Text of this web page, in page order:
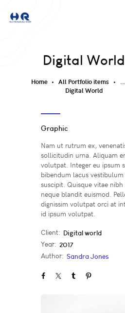
Digital World
Home All Portfolio items
...
Digital World
Graphic
Nam ut rutrum ex,
sollicitudin urna. Aliquam
volutpat. Integer eu ipsum
bibendum lacus
suscipit. Quisque vitae nibh
neque blandit euismod.
dignissim volutpat orci at
id ipsum volutpat.
Client: Digital world
Year: 2017
Author: Sandra Jones